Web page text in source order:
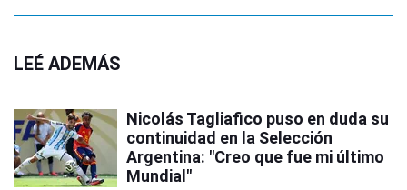
LEÉ ADEMÁS
Nicolás Tagliafico puso en duda su
continuidad en la Selección
Argentina: "Creo que fue mi último
Mundial"